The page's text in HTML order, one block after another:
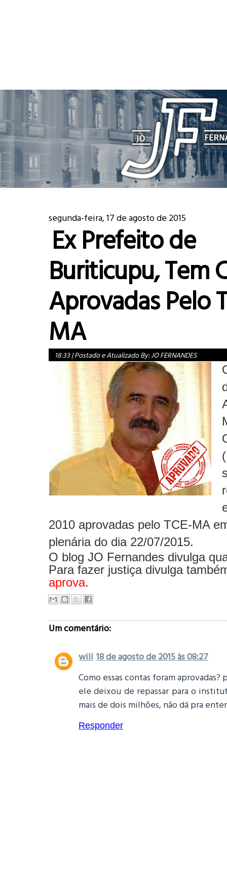
segunda-feira, 17 de agosto de 2015
Ex Prefeito de
Buriticupu, Tem
Aprovadas Pelo
MA
18:33|Postado e Atualizado By:JO FERNANDES
2010 aprovadas pelo TCE-MA
plenária do dia 22/07/2015.
O blog JO Fernandes divulga
Para fazer justiça divulga
aprova.
Um comentário:
will 18 de agosto de 2015 às 08:27
Como essas contas foram aprovadas?
ele deixou de repassar para o
mais de dois milhões, não dá pra
Responder